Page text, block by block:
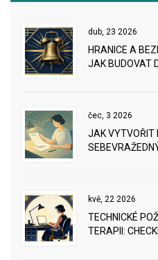
dub, 23 2026
HRANICE A
JAK BUDOVAT
čec, 3 2026
JAK VYTVOŘIT
kvě, 22 2026
TECHNICKÉ
TERAPII: